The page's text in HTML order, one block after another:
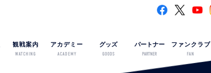
観戦案内
WATCHING
アカデミー
ACADEMY
グッズ
GOODS
パートナー
PARTNER
ファンクラブ
FAN